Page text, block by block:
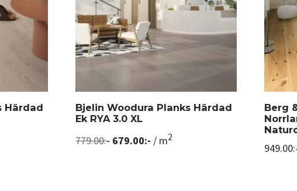
Härdad
Bjelin Woodura Planks Härdad
Ek RYA 3.0 XL
779.00:- 679.00:- / m2
Berg
949.00